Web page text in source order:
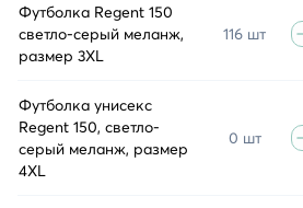
Футболка Regent 150
светло-серый меланж,
размер 3XL
116 шт
Футболка унисекс
Regent 150, светло-
серый меланж, размер
4XL
0 шт